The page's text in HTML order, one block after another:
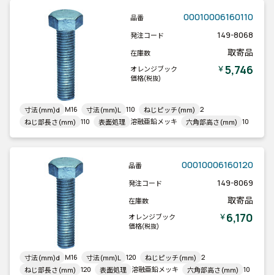
品番 00010006160110
発注コード 149-8068
在庫数 取寄品
オレンジブック
価格(税抜)
￥5,746
寸法(mm)d M16 寸法(mm)L 110 ねじピッチ(mm) 2
ねじ部長さ(mm) 110 表面処理 溶融亜鉛メッキ 六角部高さ(mm) 10
品番 00010006160120
発注コード 149-8069
在庫数 取寄品
オレンジブック
価格(税抜)
￥6,170
寸法(mm)d M16 寸法(mm)L 120 ねじピッチ(mm) 2
ねじ部長さ(mm) 120 表面処理 溶融亜鉛メッキ 六角部高さ(mm) 10